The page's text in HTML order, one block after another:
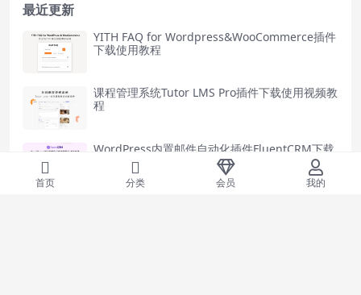
最近更新
YITH FAQ for Wordpress&WooCommerce插件
下载使用教程
课程管理系统Tutor LMS Pro插件下载使用视频教
程
WordPress内置邮件自动化插件FluentCRM下载
使用教程
首页 分类 会员 我的